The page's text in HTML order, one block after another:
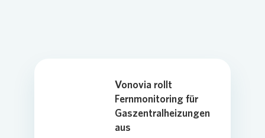
Vonovia rollt
Fernmonitoring für
Gaszentralheizungen
aus